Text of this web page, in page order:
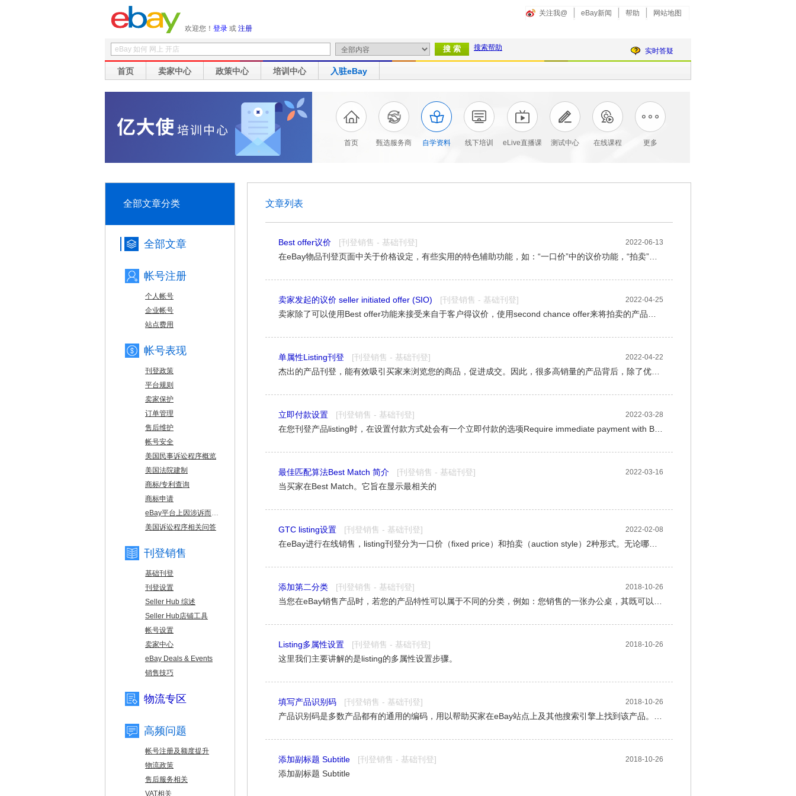
欢迎您！ 登录 或 注册
关注我@ eBay新闻 帮助 网站地图
搜索帮助 实时答疑
首页 卖家中心 政策中心 培训中心 入驻eBay
首页 甄选服务商 自学资料 线下培训 eLive直播课 测试中心 在线课程 更多
全部文章分类
全部文章
帐号注册
个人帐号
企业帐号
站点费用
帐号表现
刊登政策
平台规则
卖家保护
订单管理
售后维护
帐号安全
美国民事诉讼程序概览
美国法院建制
商标/专利查询
商标申请
eBay平台上因涉诉而下架的品牌列表
美国诉讼程序相关问答
刊登销售
基础刊登
刊登设置
Seller Hub 综述
Seller Hub店铺工具
帐号设置
卖家中心
eBay Deals & Events
销售技巧
物流专区
高频问题
帐号注册及额度提升
物流政策
售后服务相关
VAT相关
文章列表
Best offer议价 [刊登销售 - 基础刊登] 2022-06-13
卖家发起的议价 seller initiated offer (SIO) [刊登销售 - 基础刊登] 2022-04-25
单属性Listing刊登 [刊登销售 - 基础刊登] 2022-04-22
立即付款设置 [刊登销售 - 基础刊登] 2022-03-28
最佳匹配算法Best Match 简介 [刊登销售 - 基础刊登] 2022-03-16
当买家在Best Match。它旨在显示最相关的
GTC listing设置 [刊登销售 - 基础刊登] 2022-02-08
添加第二分类 [刊登销售 - 基础刊登] 2018-10-26
Listing多属性设置 [刊登销售 - 基础刊登] 2018-10-26
这里我们主要讲解的是listing的多属性设置步骤。
填写产品识别码 [刊登销售 - 基础刊登] 2018-10-26
添加副标题 Subtitle [刊登销售 - 基础刊登] 2018-10-26
添加副标题 Subtitle